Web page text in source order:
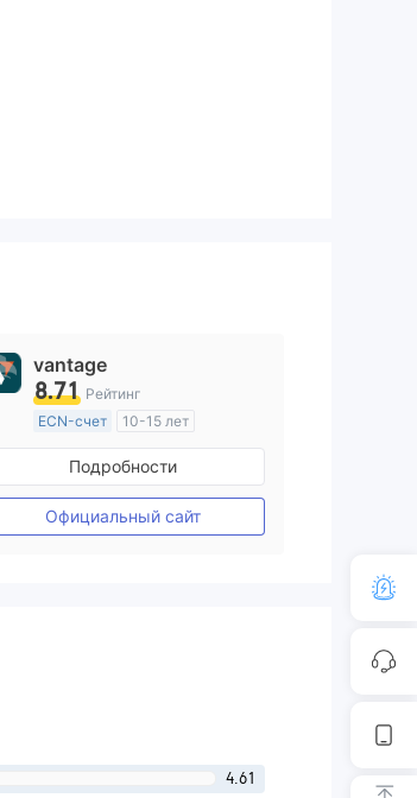
vantage
8.71 Рейтинг
ECN-счет
10-15 лет
Регулирование в Австралия
Маркет-Мейкинг (MM)
Основной стандарт MT4
Подробности
Официальный сайт
4.61